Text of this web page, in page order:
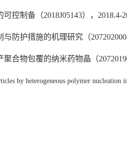
控制备（2018J05143），2018.4-
防护措施的机理研究（
合物包覆的纳米药物晶（
by heterogeneous polymer